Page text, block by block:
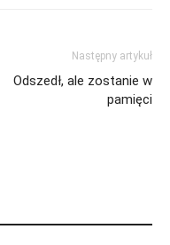
Następny artykuł
Odszedł, ale zostanie w
pamięci